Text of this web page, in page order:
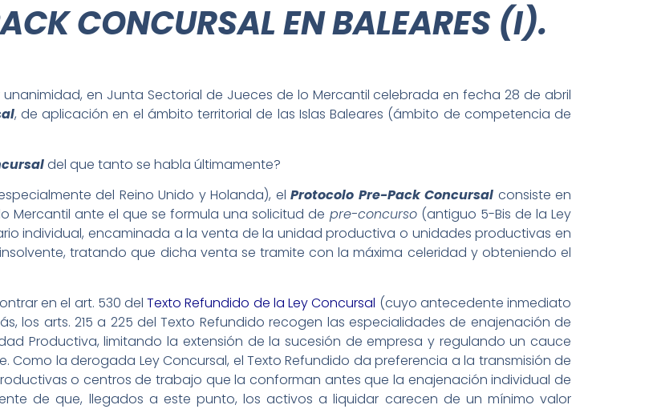
CONCURSAL EN BALEARES (I).
en Junta Sectorial de Jueces de lo Mercantil celebrada en fecha 28 de abril
, de aplicación en el ámbito territorial de las Islas Baleares (ámbito de competencia de
del que tanto se habla últimamente?
del Reino Unido y Holanda), elProtocolo Pre-Pack Concursal consiste en
ante el que se formula una solicitud de pre-concurso(antiguo 5-Bis de la Ley
individual, encaminada a la venta de la unidad productiva o unidades productivas en
tratando que dicha venta se tramite con la máxima celeridad y obteniendo el
en el art. 530 delTexto Refundido de la Ley Concursal (cuyo antecedente inmediato
los arts. 215 a 225 del Texto Refundido recogen las especialidades de enajenación de
Productiva, limitando la extensión de la sucesión de empresa y regulando un cauce
la derogada Ley Concursal, el Texto Refundido da preferencia a la transmisión de
o centros de trabajo que la conforman antes que la enajenación individual de
de que, llegados a este punto, los activos a liquidar carecen de un mínimo valor